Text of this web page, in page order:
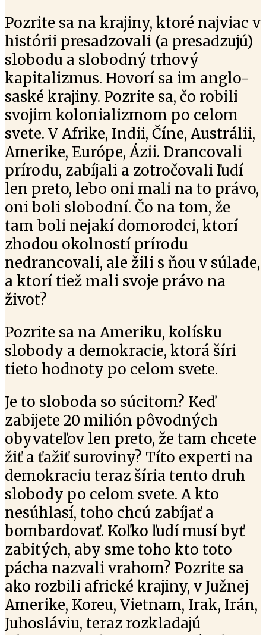
Pozrite sa na krajiny, ktoré najviac v
histórii presadzovali (a presadzujú)
slobodu a slobodný trhový
kapitalizmus. Hovorí sa im anglo-
saské krajiny. Pozrite sa, čo robili
svojim kolonializmom po celom
svete. V Afrike, Indii, Číne, Austrálii,
Amerike, Európe, Ázii. Drancovali
prírodu, zabíjali a zotročovali ľudí
len preto, lebo oni mali na to právo,
oni boli slobodní. Čo na tom, že
tam boli nejakí domorodci, ktorí
zhodou okolností prírodu
nedrancovali, ale žili s ňou v súlade,
a ktorí tiež mali svoje právo na
život?
Pozrite sa na Ameriku, kolísku
slobody a demokracie, ktorá šíri
tieto hodnoty po celom svete.
Je to sloboda so súcitom? Keď
zabijete 20 milión pôvodných
obyvateľov len preto, že tam chcete
žiť a ťažiť suroviny? Títo experti na
demokraciu teraz šíria tento druh
slobody po celom svete. A kto
nesúhlasí, toho chcú zabíjať a
bombardovať. Koľko ľudí musí byť
zabitých, aby sme toho kto toto
pácha nazvali vrahom? Pozrite sa
ako rozbili africké krajiny, v Južnej
Amerike, Koreu, Vietnam, Irak, Irán,
Juhosláviu, teraz rozkladajú